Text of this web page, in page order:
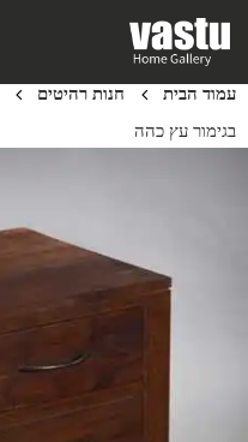
עמוד הבית חנות רהיטים
בגימור עץ כהה